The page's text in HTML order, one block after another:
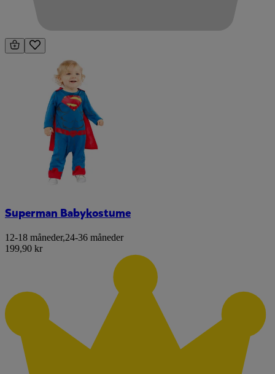
Superman Babykostume
12-18 måneder,24-36 måneder
199,90 kr